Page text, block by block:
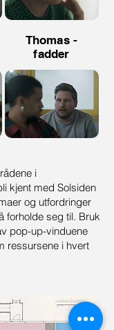
Thomas -
fadder
i
kjent med Solsiden
og utfordringer
forholde seg til. Bruk
pop-up-vinduene
ressursene i hvert